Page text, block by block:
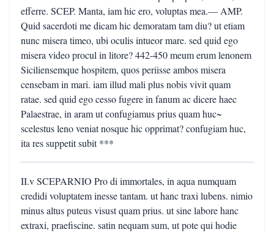
efferre. SCEP. Manta, iam hic ero, voluptas mea.— AMP.
Quid sacerdoti me dicam hic demoratam tam diu? ut etiam
nunc misera timeo, ubi oculis intueor mare. sed quid ego
misera video procul in litore? 442-450 meum erum lenonem
Siciliensemque hospitem, quos periisse ambos misera
censebam in mari. iam illud mali plus nobis vivit quam
ratae. sed quid ego cesso fugere in fanum ac dicere haec
Palaestrae, in aram ut confugiamus prius quam huc~
scelestus leno veniat nosque hic opprimat? confugiam huc,
ita res suppetit subit ***
II.v SCEPARNIO Pro di immortales, in aqua numquam
credidi voluptatem inesse tantam. ut hanc traxi lubens. nimio
minus altus puteus visust quam prius. ut sine labore hanc
extraxi, praefiscine. satin nequam sum, ut pote qui hodie